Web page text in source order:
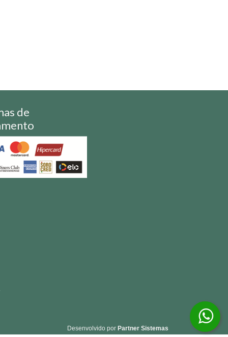
de
Desenvolvido por Partner Sistemas